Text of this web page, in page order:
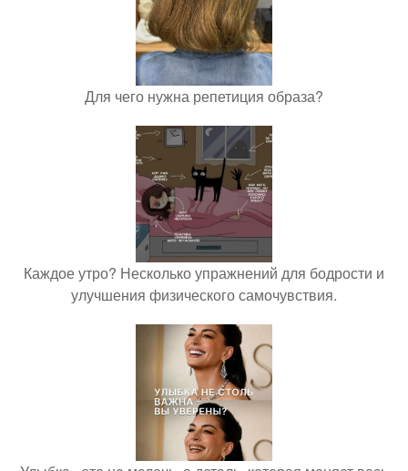
Для чего нужна репетиция образа?
Каждое утро? Несколько упражнений для бодрости и
улучшения физического самочувствия.